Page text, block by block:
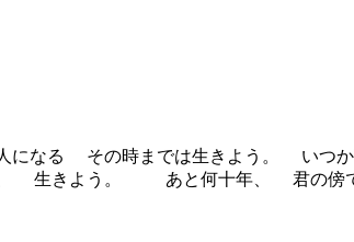
なる その時までは生きよう。 いつか
生きよう。 あと何十年、 君の傍で